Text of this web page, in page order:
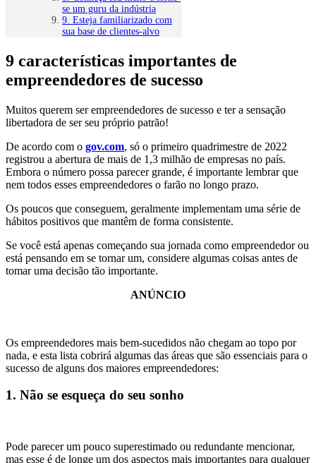
se um guru da indústria
9. Esteja familiarizado com
sua base de clientes-alvo
9 características importantes de
empreendedores de sucesso
Muitos querem ser empreendedores de sucesso e ter a sensação
libertadora de ser seu próprio patrão!
De acordo com o gov.com, só o primeiro quadrimestre de 2022
registrou a abertura de mais de 1,3 milhão de empresas no país.
Embora o número possa parecer grande, é importante lembrar que
nem todos esses empreendedores o farão no longo prazo.
Os poucos que conseguem, geralmente implementam uma série de
hábitos positivos que mantêm de forma consistente.
Se você está apenas começando sua jornada como empreendedor ou
está pensando em se tornar um, considere algumas coisas antes de
tomar uma decisão tão importante.
ANÚNCIO
Os empreendedores mais bem-sucedidos não chegam ao topo por
nada, e esta lista cobrirá algumas das áreas que são essenciais para o
sucesso de alguns dos maiores empreendedores:
1. Não se esqueça do seu sonho
Pode parecer um pouco superestimado ou redundante mencionar,
mas esse é de longe um dos aspectos mais importantes para qualquer